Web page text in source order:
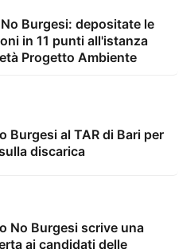
Burgesi: depositate le
in 11 punti all'istanza
Progetto Ambiente
Burgesi al TAR di Bari per
discarica
No Burgesi scrive una
ai candidati delle